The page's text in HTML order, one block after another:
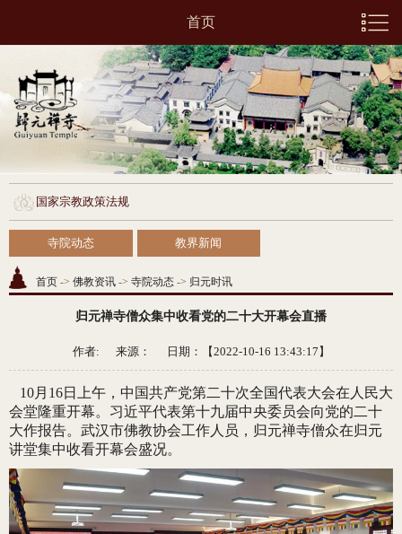
首页
国家宗教政策法规
寺院动态 教界新闻
首页 -> 佛教资讯 -> 寺院动态 -> 归元时讯
归元禅寺僧众集中收看党的二十大开幕会直播
作者: 来源： 日期：【2022-10-16 13:43:17】
10月16日上午，中国共产党第二十次全国代表大会在人民大
会堂隆重开幕。习近平代表第十九届中央委员会向党的二十
大作报告。武汉市佛教协会工作人员，归元禅寺僧众在归元
讲堂集中收看开幕会盛况。